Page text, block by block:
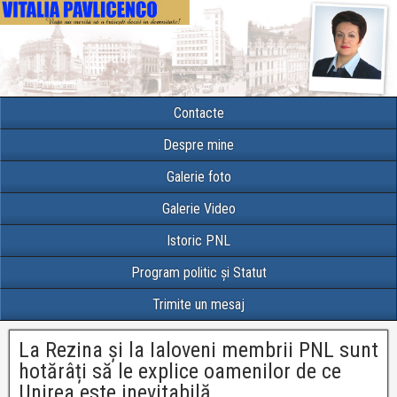
Contacte
Despre mine
Galerie foto
Galerie Video
Istoric PNL
Program politic și Statut
Trimite un mesaj
La Rezina și la Ialoveni membrii PNL sunt
hotărâți să le explice oamenilor de ce